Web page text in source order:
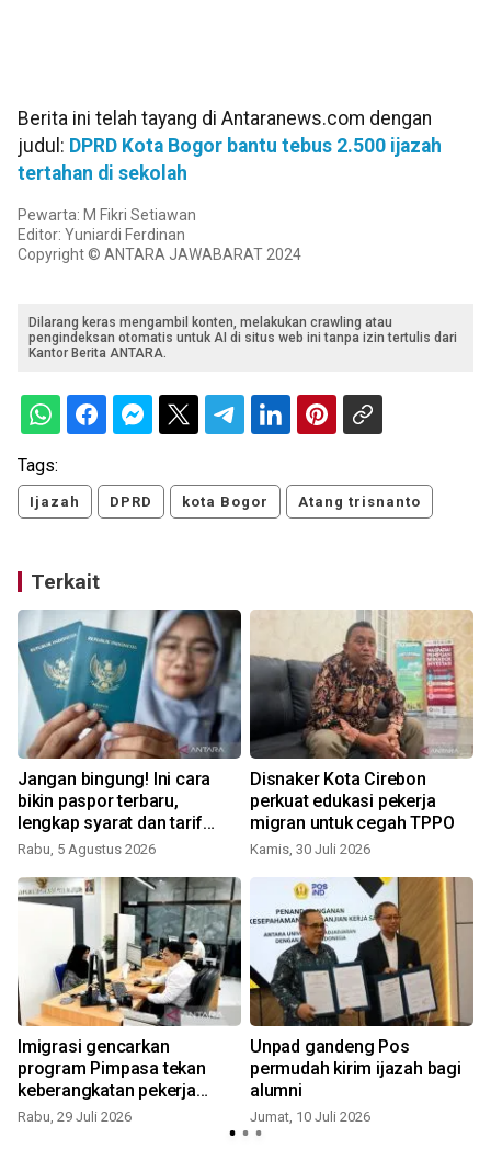
Berita ini telah tayang di Antaranews.com dengan
judul: DPRD Kota Bogor bantu tebus 2.500 ijazah
tertahan di sekolah
Pewarta: M Fikri Setiawan
Editor: Yuniardi Ferdinan
Copyright © ANTARA JAWABARAT 2024
Dilarang keras mengambil konten, melakukan crawling atau
pengindeksan otomatis untuk AI di situs web ini tanpa izin tertulis dari
Kantor Berita ANTARA.
Tags:
Ijazah DPRD kota Bogor Atang trisnanto
Terkait
Jangan bingung! Ini cara
bikin paspor terbaru,
lengkap syarat dan tarif
resmi!
Rabu, 5 Agustus 2026
Disnaker Kota Cirebon
perkuat edukasi pekerja
migran untuk cegah TPPO
Kamis, 30 Juli 2026
Imigrasi gencarkan
program Pimpasa tekan
keberangkatan pekerja
migran ilegal
Rabu, 29 Juli 2026
Unpad gandeng Pos
permudah kirim ijazah bagi
alumni
Jumat, 10 Juli 2026